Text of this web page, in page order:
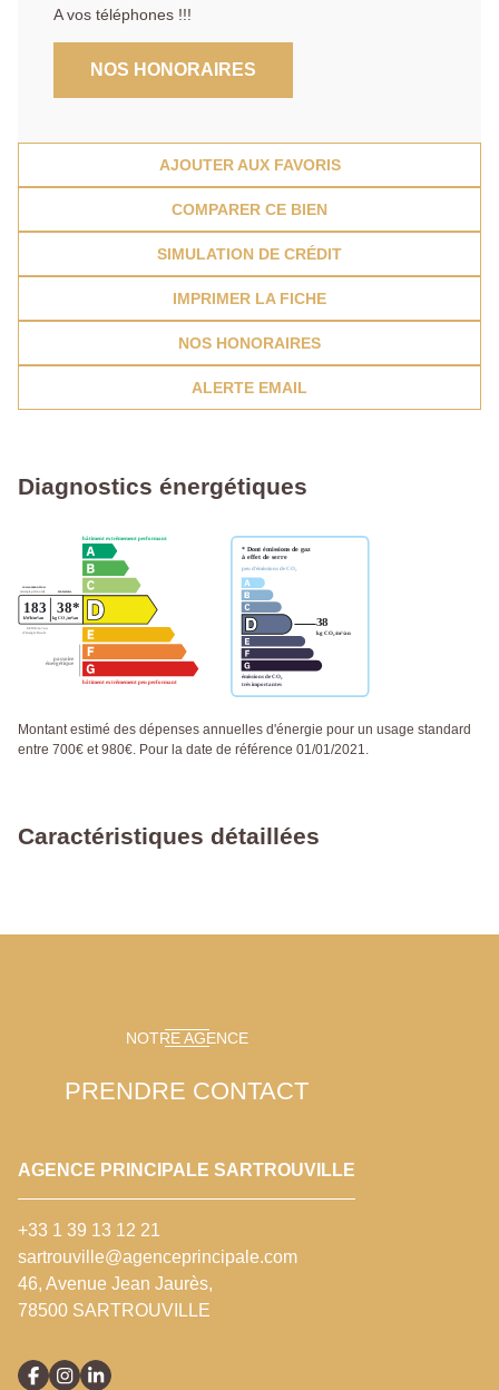
A vos téléphones !!!
NOS HONORAIRES
AJOUTER AUX FAVORIS
COMPARER CE BIEN
SIMULATION DE CRÉDIT
IMPRIMER LA FICHE
NOS HONORAIRES
ALERTE EMAIL
Diagnostics énergétiques
Montant estimé des dépenses annuelles d'énergie pour un usage standard
entre 700€ et 980€. Pour la date de référence 01/01/2021.
Caractéristiques détaillées
NOTRE AGENCE
PRENDRE CONTACT
AGENCE PRINCIPALE SARTROUVILLE
+33 1 39 13 12 21
sartrouville@agenceprincipale.com
46, Avenue Jean Jaurès,
78500 SARTROUVILLE